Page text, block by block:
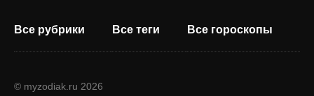
Все рубрики Все теги Все гороскопы
© myzodiak.ru 2026